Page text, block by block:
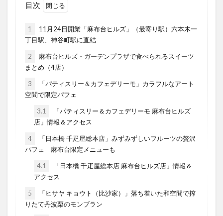
目次
1
11月24日開業「麻布台ヒルズ」（最寄り駅）六本木一
丁目駅、神谷町駅に直結
2
麻布台ヒルズ・ガーデンプラザで食べられるスイーツ
まとめ（4店）
3
「パティスリー＆カフェデリーモ」カラフルなアート
空間で限定パフェ
3.1
「パティスリー＆カフェデリーモ 麻布台ヒルズ
店」情報＆アクセス
4
「日本橋 千疋屋総本店」みずみずしいフルーツの贅沢
パフェ 麻布台限定メニューも
4.1
「日本橋 千疋屋総本店 麻布台ヒルズ店」情報＆
アクセス
5
「ヒサヤ キョウト（比沙家）」落ち着いた和空間で搾
りたて丹波栗のモンブラン